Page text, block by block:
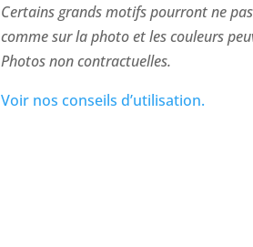
-
Pissenlits-
gris
Certains grands motifs pourront ne
comme sur la photo et les
Photos non contractuelles.
Voir nos conseils d’utilisation.